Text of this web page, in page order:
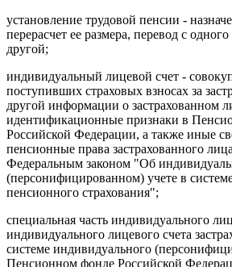
установление трудовой пенсии -
перерасчет ее размера, перевод с
другой;
индивидуальный лицевой счет -
поступивших страховых взносах за
другой информации о застрахованном
идентификационные признаки в
Российской Федерации, а также иные
пенсионные права застрахованного
Федеральным законом "Об
(персонифицированном) учете в
пенсионного страхования";
специальная часть индивидуального
индивидуального лицевого счета
системе индивидуального
Пенсионном фонде Российской